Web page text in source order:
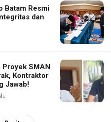
Batam Resmi
dan
Proyek SMAN
Kontraktor
Jawab!